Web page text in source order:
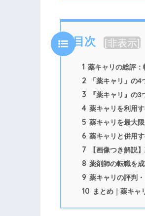
目次 [非表示]
1 薬キャリの総評
2 「薬キャリ」の4
3 『薬キャリ』の3
4 薬キャリを利用
5 薬キャリを最大
6 薬キャリと併用
7 【画像つき解説
8 薬剤師の転職を
9 薬キャリの評判
10 まとめ｜薬キャ